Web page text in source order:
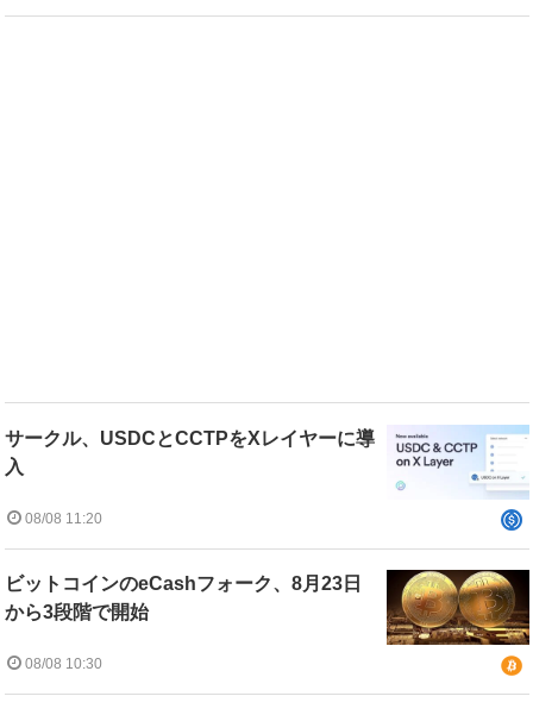
サークル、USDCとCCTPをXレイヤーに導
入
08/08 11:20
ビットコインのeCashフォーク、8月23日
から3段階で開始
08/08 10:30